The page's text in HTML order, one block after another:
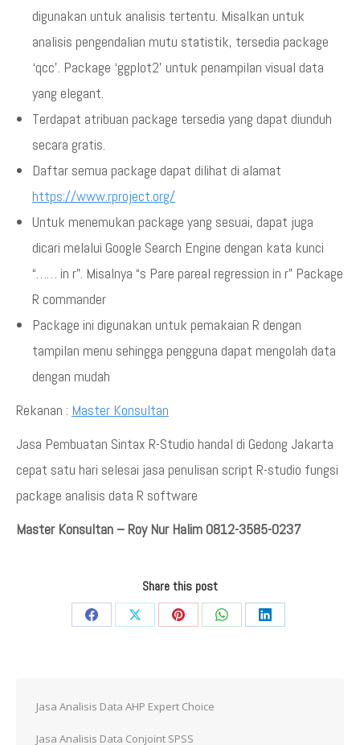
digunakan untuk analisis tertentu. Misalkan untuk
analisis pengendalian mutu statistik, tersedia package
‘qcc’. Package ‘ggplot2’ untuk penampilan visual data
yang elegant.
Terdapat atribuan package tersedia yang dapat diunduh
secara gratis.
Daftar semua package dapat dilihat di alamat
https://www.rproject.org/
Untuk menemukan package yang sesuai, dapat juga
dicari melalui Google Search Engine dengan kata kunci
“…… in r”. Misalnya “s Pare pareal regression in r” Package
R commander
Package ini digunakan untuk pemakaian R dengan
tampilan menu sehingga pengguna dapat mengolah data
dengan mudah
Rekanan : Master Konsultan
Jasa Pembuatan Sintax R-Studio handal di Gedong Jakarta
cepat satu hari selesai jasa penulisan script R-studio fungsi
package analisis data R software
Master Konsultan – Roy Nur Halim 0812-3585-0237
Share this post
Share
Share
Share
Share
Share
Jasa Analisis Data AHP Expert Choice
Jasa Analisis Data Conjoint SPSS